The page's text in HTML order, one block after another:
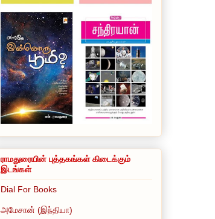
ராமதுரையின் புத்தகங்கள் கிடைக்கும்
இடங்கள்
Dial For Books
அமேசான் (இந்தியா)